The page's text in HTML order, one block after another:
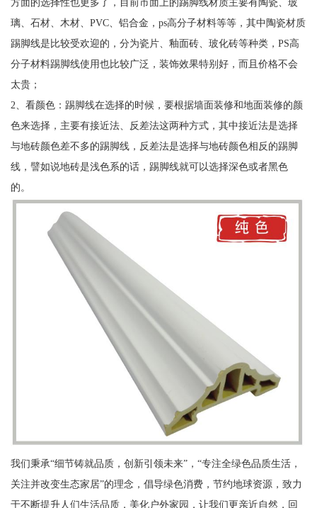
方面的选择性也更多了，目前市面上的踢脚线材质主要有陶瓷、玻
璃、石材、木材、PVC、铝合金，ps高分子材料等等，其中陶瓷材质
踢脚线是比较受欢迎的，分为瓷片、釉面砖、玻化砖等种类，PS高
分子材料踢脚线使用也比较广泛，装饰效果特别好，而且价格不会
太贵；
2、看颜色：踢脚线在选择的时候，要根据墙面装修和地面装修的颜
色来选择，主要有接近法、反差法这两种方式，其中接近法是选择
与地砖颜色差不多的踢脚线，反差法是选择与地砖颜色相反的踢脚
线，譬如说地砖是浅色系的话，踢脚线就可以选择深色或者黑色
的。
我们秉承“细节铸就品质，创新引领未来”，“专注全绿色品质生活，
关注并改变生态家居”的理念，倡导绿色消费，节约地球资源，致力
于不断提升人们生活品质，美化户外家园，让我们更亲近自然，回